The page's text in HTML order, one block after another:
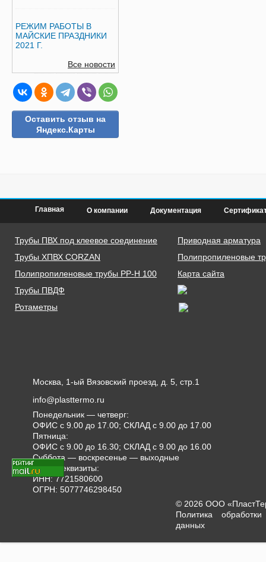
РЕЖИМ РАБОТЫ В
МАЙСКИЕ ПРАЗДНИКИ
2021 Г.
Все новости
Оставить отзыв на
Яндекс.Карты
Главная О компании Документация
Трубы ПВХ под клеевое соединение
Трубы ХПВХ CORZAN
Полипропиленовые трубы PP-H 100
Трубы ПВДФ
Ротаметры
Приводная арматура
Полипропиленовые
Карта сайта
Москва, 1-ый Вязовский проезд, д. 5, стр.1
info@plasttermo.ru
Понедельник — четверг:
ОФИС с 9.00 до 17.00; СКЛАД с 9.00 до 17.00
Пятница:
ОФИС с 9.00 до 16.30; СКЛАД с 9.00 до 16.00
Суббота — воскресенье — выходные
Наши реквизиты:
ИНН: 7721580600
ОГРН: 5077746298450
© 2026 ООО
Политика
данных